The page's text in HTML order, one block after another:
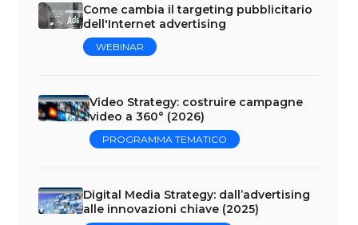
Come cambia il targeting pubblicitario
dell'Internet advertising
WEBINAR
Video Strategy: costruire campagne
video a 360° (2026)
PROGRAMMA TEMATICO
Digital Media Strategy: dall’advertising
alle innovazioni chiave (2025)